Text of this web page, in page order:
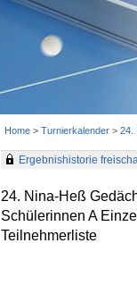
Home > Turnierkalender > 24.
Ergebnishistorie
24. Nina-Heß
Schülerinnen A Einzel
Teilnehmerliste